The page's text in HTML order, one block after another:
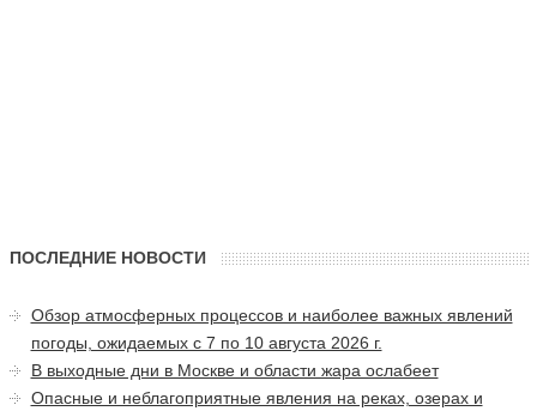
ПОСЛЕДНИЕ НОВОСТИ
Обзор атмосферных процессов и наиболее важных явлений
погоды, ожидаемых с 7 по 10 августа 2026 г.
В выходные дни в Москве и области жара ослабеет
Опасные и неблагоприятные явления на реках, озерах и